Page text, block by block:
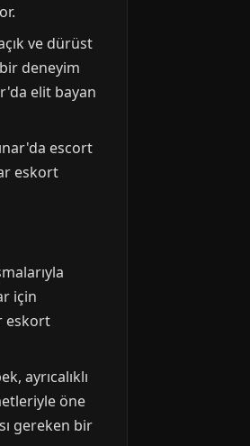
ve dürüst
deneyim
elit bayan
escort
eskort
için
eskort
ayrıcalıklı
öne
gereken bir